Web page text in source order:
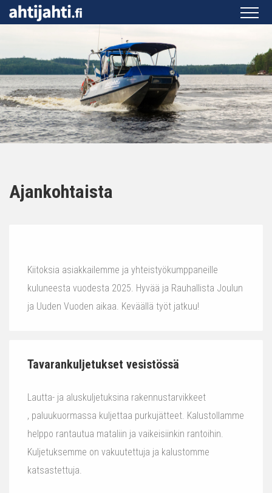
Ajankohtaista
Kiitoksia asiakkailemme ja yhteistyökumppaneille
kuluneesta vuodesta 2025. Hyvää ja Rauhallista Joulun
ja Uuden Vuoden aikaa. Keväällä työt jatkuu!
Tavarankuljetukset vesistössä
Lautta- ja aluskuljetuksina rakennustarvikkeet
, paluukuormassa kuljettaa purkujätteet. Kalustollamme
helppo rantautua mataliin ja vaikeisiinkin rantoihin.
Kuljetuksemme on vakuutettuja ja kalustomme
katsastettuja.